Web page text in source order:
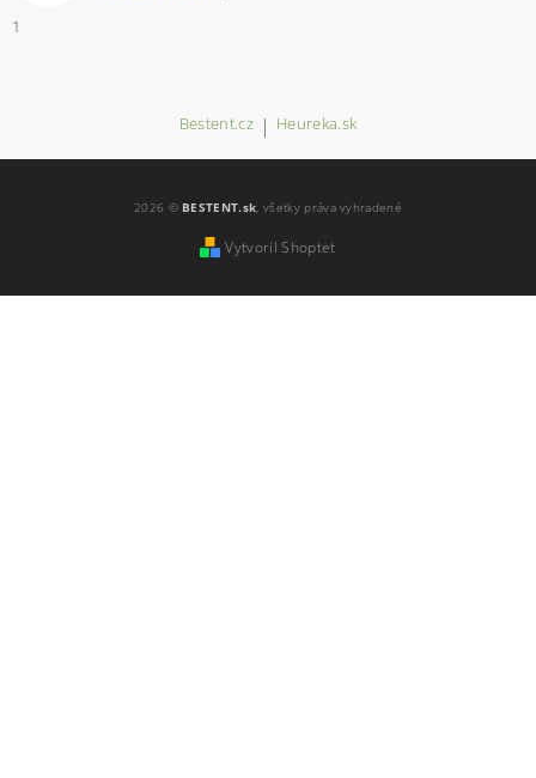
1
Bestent.cz | Heureka.sk
2026 © BESTENT.sk, všetky práva vyhradené
Vytvoril Shoptet